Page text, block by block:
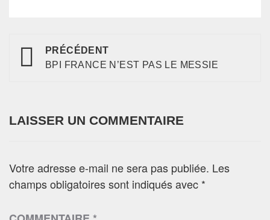
PRÉCÉDENT
BPI FRANCE N’EST PAS LE MESSIE
LAISSER UN COMMENTAIRE
Votre adresse e-mail ne sera pas publiée. Les
champs obligatoires sont indiqués avec *